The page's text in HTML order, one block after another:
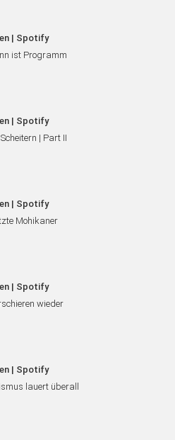
| Spotify
ist Programm
| Spotify
| Part II
| Spotify
Mohikaner
| Spotify
wieder
| Spotify
lauert überall